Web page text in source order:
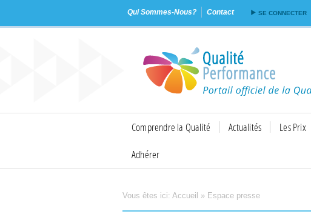
Qui Sommes-Nous? Contact SE CONNECTER
Comprendre la Qualité Actualités Les Prix
Adhérer
Vous êtes ici: Accueil » Espace presse